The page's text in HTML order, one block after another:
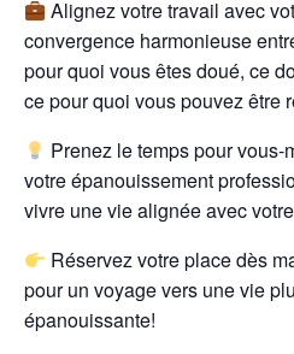
Alignez votre travail avec
convergence harmonieuse
pour quoi vous êtes doué, ce
ce pour quoi vous pouvez être
Prenez le temps pour
votre épanouissement
vivre une vie alignée avec
Réservez votre place dès
pour un voyage vers une vie
épanouissante!